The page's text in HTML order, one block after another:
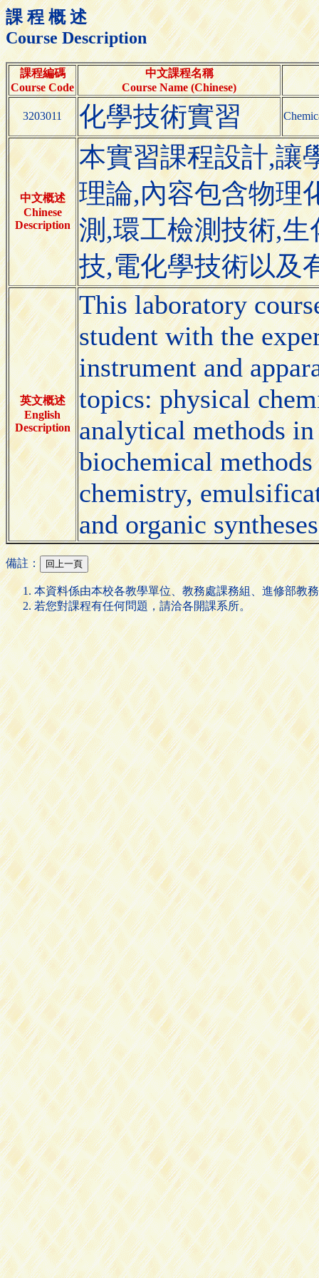
課 程 概 述
Course Description
課程編碼
Course Code
中文課程名稱
Course Name (Chinese)
3203011 化學技術實習
中文概述
Chinese
Description
本實習課程設計,讓
理論,內容包含物理
測,環工檢測技術,
技,電化學技術以及
英文概述
English
Description
This laboratory
student with the
instrument and
topics: physical
analytical methods
biochemical
chemistry,
and organic
備註：
本資料係由本校各教學單位、教務處課務組、進修部教
若您對課程有任何問題，請洽各開課系所。